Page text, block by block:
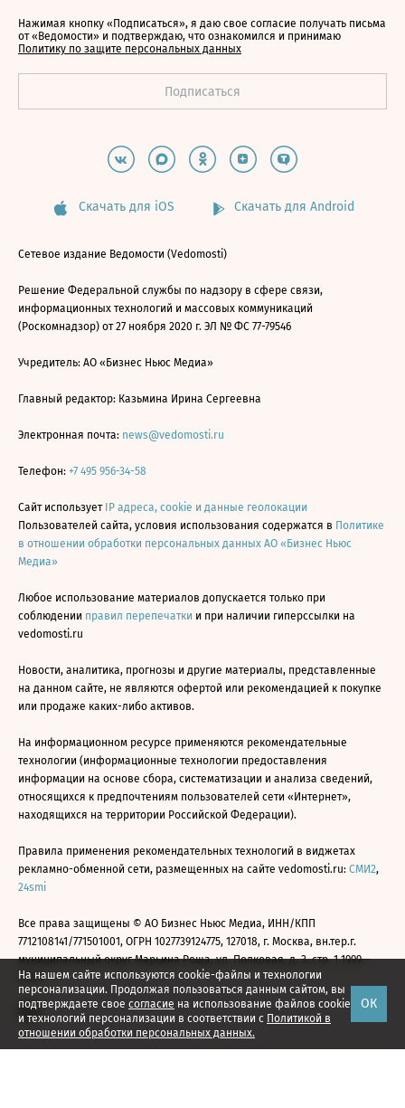
На нашем сайте используются cookie-файлы и технологии
персонализации. Продолжая пользоваться данным сайтом, вы
подтверждаете свое согласие на использование файлов cookie
и технологий персонализации в соответствии с Политикой в
отношении обработки персональных данных.
ОК
Нажимая кнопку «Подписаться», я даю свое согласие получать письма
от «Ведомости» и подтверждаю, что ознакомился и принимаю
Политику по защите персональных данных
Скачать для iOS Скачать для Android
Сетевое издание Ведомости (Vedomosti)
Решение Федеральной службы по надзору в сфере связи,
информационных технологий и массовых коммуникаций
(Роскомнадзор) от 27 ноября 2020 г. ЭЛ № ФС 77-79546
Учредитель: АО «Бизнес Ньюс Медиа»
Главный редактор: Казьмина Ирина Сергеевна
Электронная почта: news@vedomosti.ru
Телефон: +7 495 956-34-58
Сайт использует IP адреса, cookie и данные геолокации
Пользователей сайта, условия использования содержатся в Политике
в отношении обработки персональных данных АО «Бизнес Ньюс
Медиа»
Любое использование материалов допускается только при
соблюдении правил перепечатки и при наличии гиперссылки на
vedomosti.ru
Новости, аналитика, прогнозы и другие материалы, представленные
на данном сайте, не являются офертой или рекомендацией к покупке
или продаже каких-либо активов.
На информационном ресурсе применяются рекомендательные
технологии (информационные технологии предоставления
информации на основе сбора, систематизации и анализа сведений,
относящихся к предпочтениям пользователей сети «Интернет»,
находящихся на территории Российской Федерации).
Правила применения рекомендательных технологий в виджетах
рекламно-обменной сети, размещенных на сайте vedomosti.ru: СМИ2,
24smi
Все права защищены © АО Бизнес Ньюс Медиа, ИНН/КПП
7712108141/771501001, ОГРН 1027739124775, 127018, г. Москва, вн.тер.г.
муниципальный округ Марьина Роща, ул. Полковая, д. 3, стр. 1 1999—
2026